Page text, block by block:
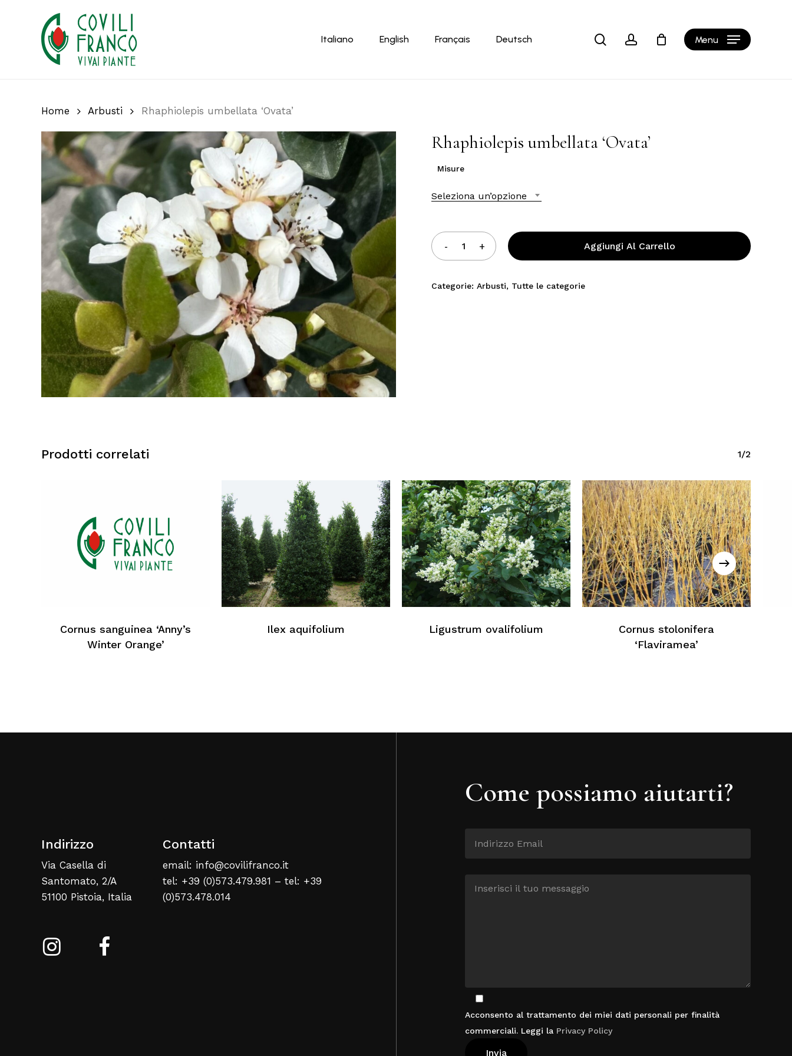
Italiano English Français Deutsch searchaccount Menu Cart
Nessun prodotto nel carrello
Torna Alla Lista Web
Home Arbusti Rhaphiolepis umbellata ‘Ovata’
Rhaphiolepis umbellata ‘Ovata’
Misure
Seleziona un’opzione
Aggiungi Al Carrello
Categorie:Arbusti, Tutte le categorie
Prodotti correlati 1/2
Cornus sanguinea ‘Anny’s
Winter Orange’
Ilex aquifolium Ligustrum ovalifolium
Cornus stolonifera
‘Flaviramea’
Indirizzo
Via Casella di
Santomato, 2/A
51100 Pistoia, Italia
Contatti
email: info@covilifranco.it
tel: +39 (0)573.479.981 – tel: +39
(0)573.478.014
Come possiamo aiutarti?
Acconsento al trattamento dei miei dati personali per finalità
commerciali. Leggi la Privacy Policy